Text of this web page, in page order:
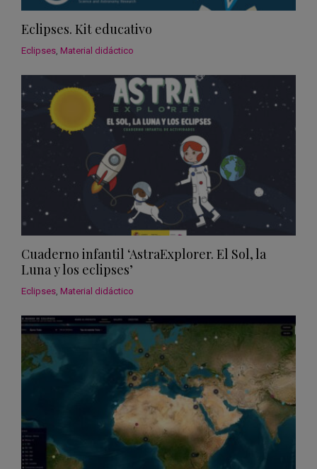
Eclipses. Kit educativo
Eclipses, Material didáctico
Cuaderno infantil ‘AstraExplorer. El Sol, la
Luna y los eclipses’
Eclipses Material didáctico